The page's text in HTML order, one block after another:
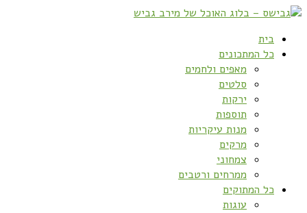
בית
כל המתכונים
מאפים ולחמים
סלטים
ירקות
תוספות
מנות עיקריות
מרקים
צמחוני
ממרחים ורטבים
כל המתוקים
עוגות